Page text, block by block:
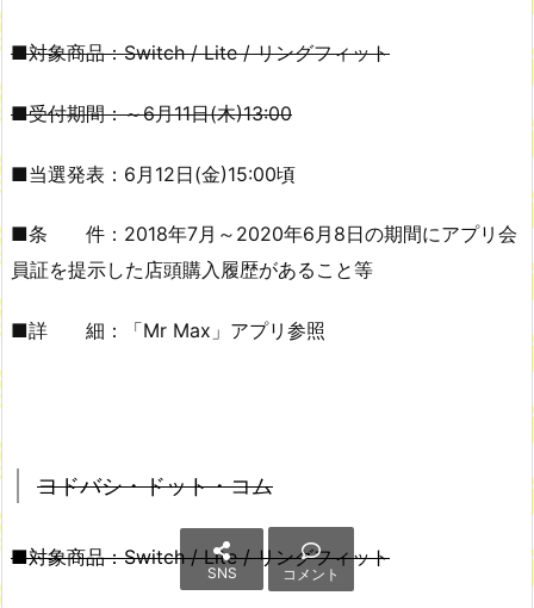
■対象商品：Switch / Lite / リングフィット
■受付期間：～6月11日(木)13:00
■当選発表：6月12日(金)15:00頃
■条 件：2018年7月～2020年6月8日の期間にアプリ会
員証を提示した店頭購入履歴があること等
■詳 細：「Mr Max」アプリ参照
ヨドバシ・ドット・コム
■対象商品：Switch / Lite / リングフィット
SNS コメント